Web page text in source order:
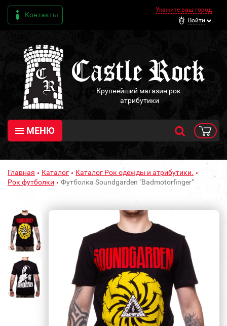
Контакты
Укажите ваш город
Войти
Крупнейший магазин рок-
атрибутики
МЕНЮ
Главная Каталог
Каталог Рок одежды и атрибутики.
Рок футболки
Футболка Soundgarden "Badmotorfinger"